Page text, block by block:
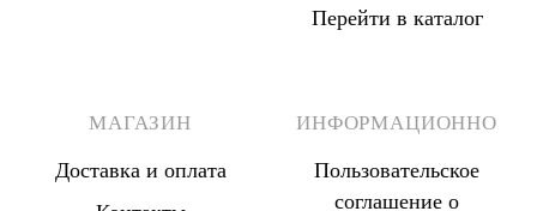
Перейти в каталог
МАГАЗИН
Доставка и оплата
ИНФОРМАЦИОННО
Пользовательское
соглашение о